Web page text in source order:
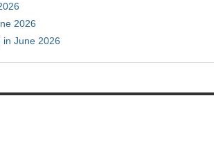
2026
in June 2026